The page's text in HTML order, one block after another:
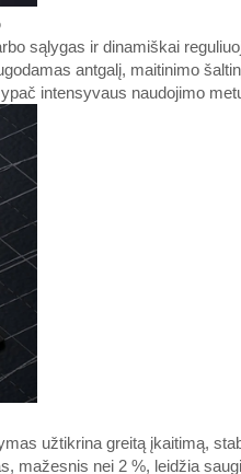
sąlygas ir dinamiškai
antgalį, maitinimo
intensyvaus naudojimo
užtikrina greitą įkaitimą,
mažesnis nei 2 %, leidžia